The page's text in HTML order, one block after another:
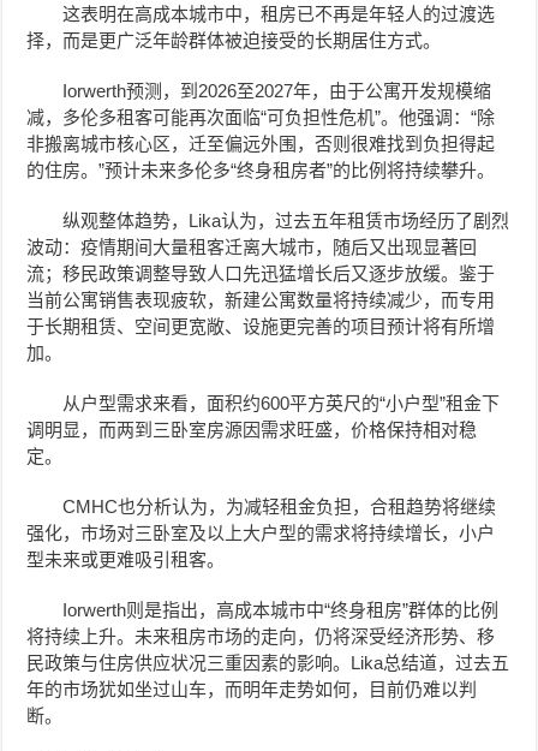
这表明在高成本城市中，租房已不再是年轻人的过渡选
择，而是更广泛年龄群体被迫接受的长期居住方式。
Iorwerth预测，到2026至2027年，由于公寓开发规模缩
减，多伦多租客可能再次面临“可负担性危机”。他强调：“除
非搬离城市核心区，迁至偏远外围，否则很难找到负担得起
的住房。”预计未来多伦多“终身租房者”的比例将持续攀升。
纵观整体趋势，Lika认为，过去五年租赁市场经历了剧烈
波动：疫情期间大量租客迁离大城市，随后又出现显著回
流；移民政策调整导致人口先迅猛增长后又逐步放缓。鉴于
当前公寓销售表现疲软，新建公寓数量将持续减少，而专用
于长期租赁、空间更宽敞、设施更完善的项目预计将有所增
加。
从户型需求来看，面积约600平方英尺的“小户型”租金下
调明显，而两到三卧室房源因需求旺盛，价格保持相对稳
定。
CMHC也分析认为，为减轻租金负担，合租趋势将继续
强化，市场对三卧室及以上大户型的需求将持续增长，小户
型未来或更难吸引租客。
Iorwerth则是指出，高成本城市中“终身租房”群体的比例
将持续上升。未来租房市场的走向，仍将深受经济形势、移
民政策与住房供应状况三重因素的影响。Lika总结道，过去五
年的市场犹如坐过山车，而明年走势如何，目前仍难以判
断。